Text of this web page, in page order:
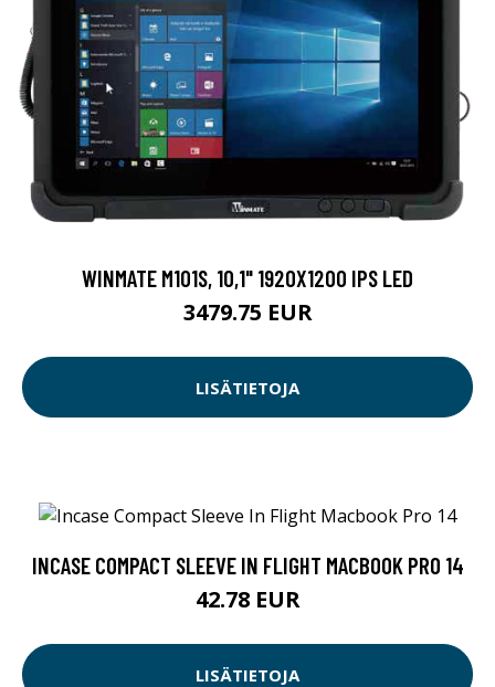
WINMATE M101S, 10,1" 1920X1200 IPS LED
3479.75 EUR
LISÄTIETOJA
INCASE COMPACT SLEEVE IN FLIGHT MACBOOK PRO 14
42.78 EUR
LISÄTIETOJA